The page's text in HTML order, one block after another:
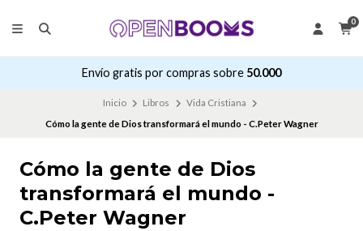
0
Envío gratis por compras sobre 50.000
Inicio Libros
Vida Cristiana
Cómo la gente de Dios transformará el mundo - C.Peter Wagner
Cómo la gente de Dios
transformará el mundo -
C.Peter Wagner